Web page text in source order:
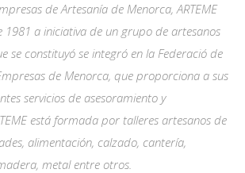
de Artesanía de Menorca, ARTEME
1981 a iniciativa de un grupo de artesanos
se constituyó se integró en la Federació de
de Menorca, que proporciona a sus
servicios de asesoramiento y
está formada por talleres artesanos de
alimentación, calzado, cantería,
metal entre otros.